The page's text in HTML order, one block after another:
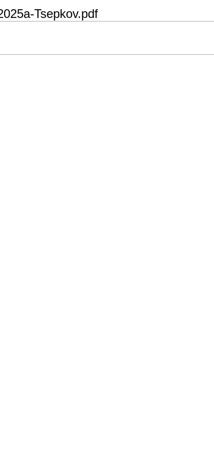
Tsepkov.pdf